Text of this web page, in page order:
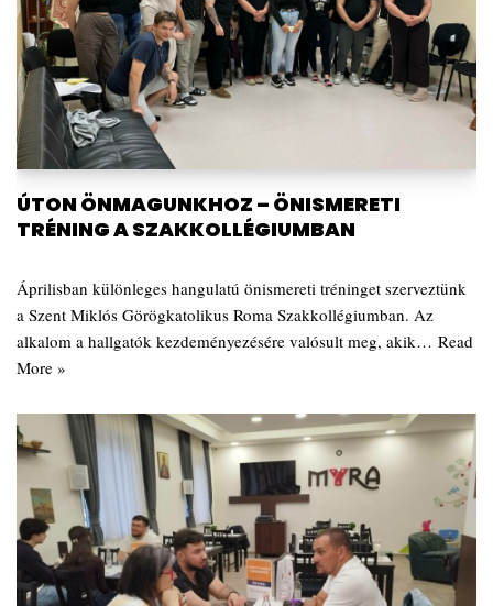
ÚTON ÖNMAGUNKHOZ – ÖNISMERETI
TRÉNING A SZAKKOLLÉGIUMBAN
Áprilisban különleges hangulatú önismereti tréninget szerveztünk
a Szent Miklós Görögkatolikus Roma Szakkollégiumban. Az
alkalom a hallgatók kezdeményezésére valósult meg, akik… Read
More »